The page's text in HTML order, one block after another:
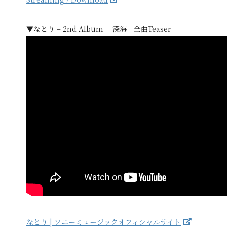
▼なとり – 2nd Album 「深海」全曲Teaser
なとり | ソニーミュージックオフィシャルサイト